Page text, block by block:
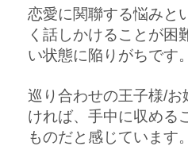
恋愛に関聯する悩みと
く話しかけることが困
い状態に陥りがちです
巡り合わせの王子様/
ければ、手中に収める
ものだと感じています